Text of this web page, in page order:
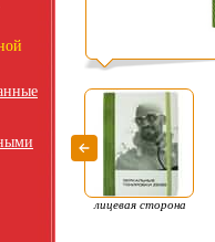
лицевая сторона